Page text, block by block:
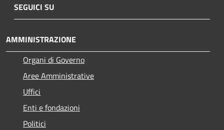
SEGUICI SU
AMMINISTRAZIONE
Organi di Governo
Aree Amministrative
Uffici
Enti e fondazioni
Politici